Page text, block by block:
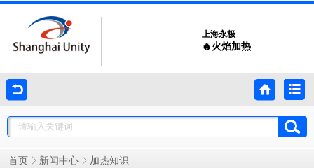
上海永极
🔥火焰加热
首页 新闻中心 加热知识